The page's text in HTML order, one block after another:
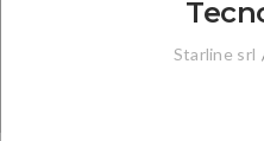
Starline srl